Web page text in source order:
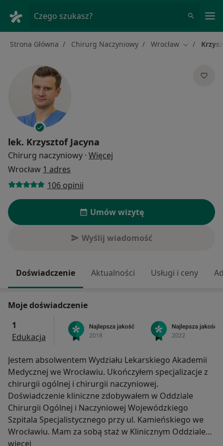
Czego szukasz?
Strona Główna Chirurg Naczyniowy Wrocław Zmień
lek. Krzysztof Jacyna
Chirurg naczyniowy · Więcej
Wrocław 1 adres
106 opinii
Umów wizytę
Wyślij wiadomość
Doświadczenie Aktualności Usługi i ceny
Moje doświadczenie
1
Edukacja
Jestem absolwentem Wydziału Lekarskiego Akademii
Medycznej we Wrocławiu. Ukończyłem specjalizacje z
chirurgii ogólnej i chirurgii naczyniowej.
Doświadczenie kliniczne zdobywałem w Oddziale
Chirurgii Ogólnej i Naczyniowej Wojewódzkiego
Szpitala Specjalistycznego przy ul. Kamieńskiego we
Wrocławiu. Mam za sobą staż w Klinicznym Oddziale
Chirurgii Naczyniowej 4 Wojskowego Szpitala
więcej